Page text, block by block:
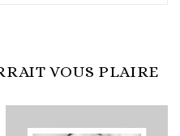
VOUS PLAIRE